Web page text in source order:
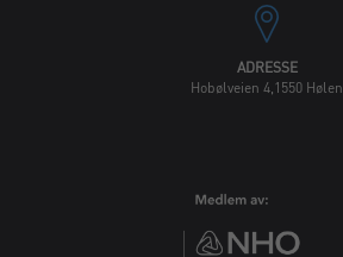
ADRESSE
Hobølveien 4,1550 Hølen